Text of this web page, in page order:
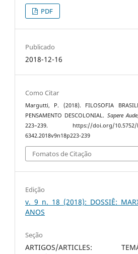
PDF
Publicado
2018-12-16
Como Citar
Margutti, P. (2018). FILOSOFIA
PENSAMENTO DESCOLONIAL. Sapere Aude,
223–239. https://doi.org/10.5752/
6342.2018v9n18p223-239
Fomatos de Citação
Edição
v. 9 n. 18 (2018): DOSSIÊ:
ANOS
Seção
ARTIGOS/ARTICLES: